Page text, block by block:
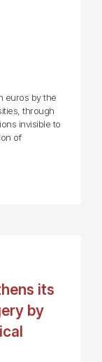
euros by the
through
invisible to
of
its
by